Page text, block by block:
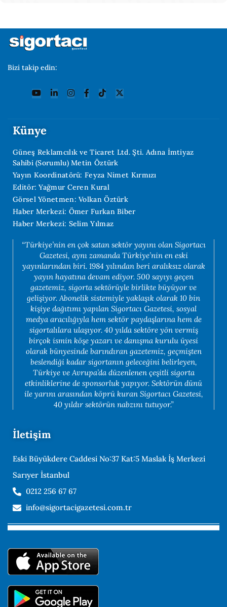
Bizi takip edin:
Künye
Güneş Reklamcılık ve Ticaret Ltd. Şti. Adına İmtiyaz
Sahibi (Sorumlu) Metin Öztürk
Yayın Koordinatörü: Feyza Nimet Kırmızı
Editör: Yağmur Ceren Kural
Görsel Yönetmen: Volkan Öztürk
Haber Merkezi: Ömer Furkan Biber
Haber Merkezi: Selim Yılmaz
“Türkiye’nin en çok satan sektör yayını olan Sigortacı
Gazetesi, aynı zamanda Türkiye’nin en eski
yayınlarından biri. 1984 yılından beri aralıksız olarak
yayın hayatına devam ediyor. 500 sayıyı geçen
gazetemiz, sigorta sektörüyle birlikte büyüyor ve
gelişiyor. Abonelik sistemiyle yaklaşık olarak 10 bin
kişiye dağıtımı yapılan Sigortacı Gazetesi, sosyal
medya aracılığıyla hem sektör paydaşlarına hem de
sigortalılara ulaşıyor. 40 yılda sektöre yön vermiş
birçok ismin köşe yazarı ve danışma kurulu üyesi
olarak bünyesinde barındıran gazetemiz, geçmişten
beslendiği kadar sigortanın geleceğini belirleyen,
Türkiye ve Avrupa’da düzenlenen çeşitli sigorta
etkinliklerine de sponsorluk yapıyor. Sektörün dünü
ile yarını arasından köprü kuran Sigortacı Gazetesi,
40 yıldır sektörün nabzını tutuyor.”
İletişim
Eski Büyükdere Caddesi No:37 Kat:5 Maslak İş Merkezi
Sarıyer İstanbul
0212 256 67 67
info@sigortacigazetesi.com.tr